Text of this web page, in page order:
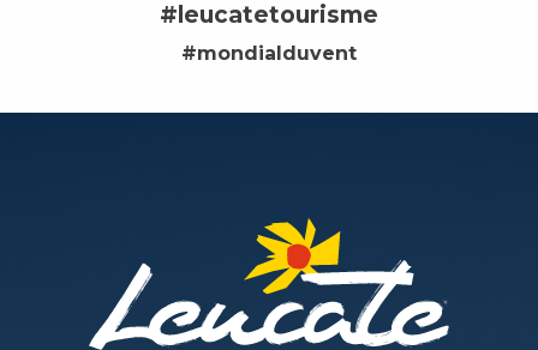
#leucatetourisme
#mondialduvent